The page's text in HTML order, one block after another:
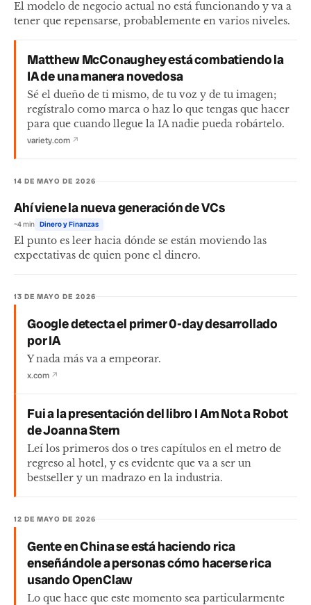
El modelo de negocio actual no está funcionando y va a
tener que repensarse, probablemente en varios niveles.
Matthew McConaughey está combatiendo la
IA de una manera novedosa
Sé el dueño de ti mismo, de tu voz y de tu imagen;
regístralo como marca o haz lo que tengas que hacer
para que cuando llegue la IA nadie pueda robártelo.
variety.com ↗
14 DE MAYO DE 2026
Ahí viene la nueva generación de VCs
~4 min Dinero y Finanzas
El punto es leer hacia dónde se están moviendo las
expectativas de quien pone el dinero.
13 DE MAYO DE 2026
Google detecta el primer 0-day desarrollado
por IA
Y nada más va a empeorar.
x.com ↗
Fui a la presentación del libro I Am Not a Robot
de Joanna Stern
Leí los primeros dos o tres capítulos en el metro de
regreso al hotel, y es evidente que va a ser un
bestseller y un madrazo en la industria.
12 DE MAYO DE 2026
Gente en China se está haciendo rica
enseñándole a personas cómo hacerse rica
usando OpenClaw
Lo que hace que este momento sea particularmente